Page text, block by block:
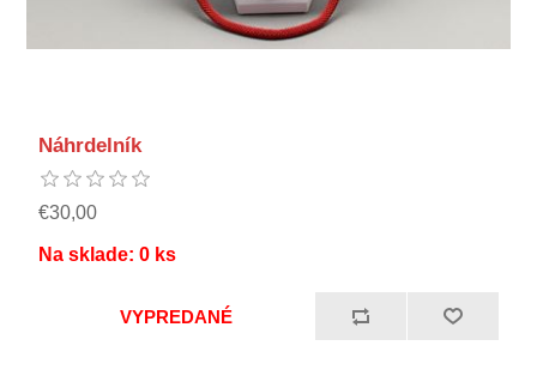
Náhrdelník
€30,00
Na sklade: 0 ks